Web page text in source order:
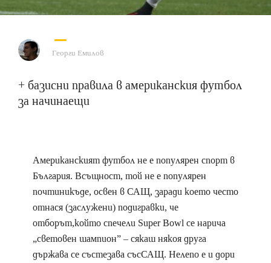
Георги Емилов
+ базисни правила в американския футбол
за начинаещи
Американският футбол не е популярен спорт в
България. Всъщност, той не е популярен
почтиникъде, освен в САЩ, заради което често
отнася (заслужени) подигравки, че
отборът,който спечели Super Bowl се нарича
„световен шампион” – сякаш някоя друга
държава се състезава съсСАЩ. Нелепо е и дори